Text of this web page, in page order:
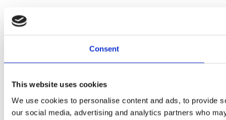
Consent
This website uses cookies
We use cookies to personalise content and ads, to provide
our social media, advertising and analytics partners who